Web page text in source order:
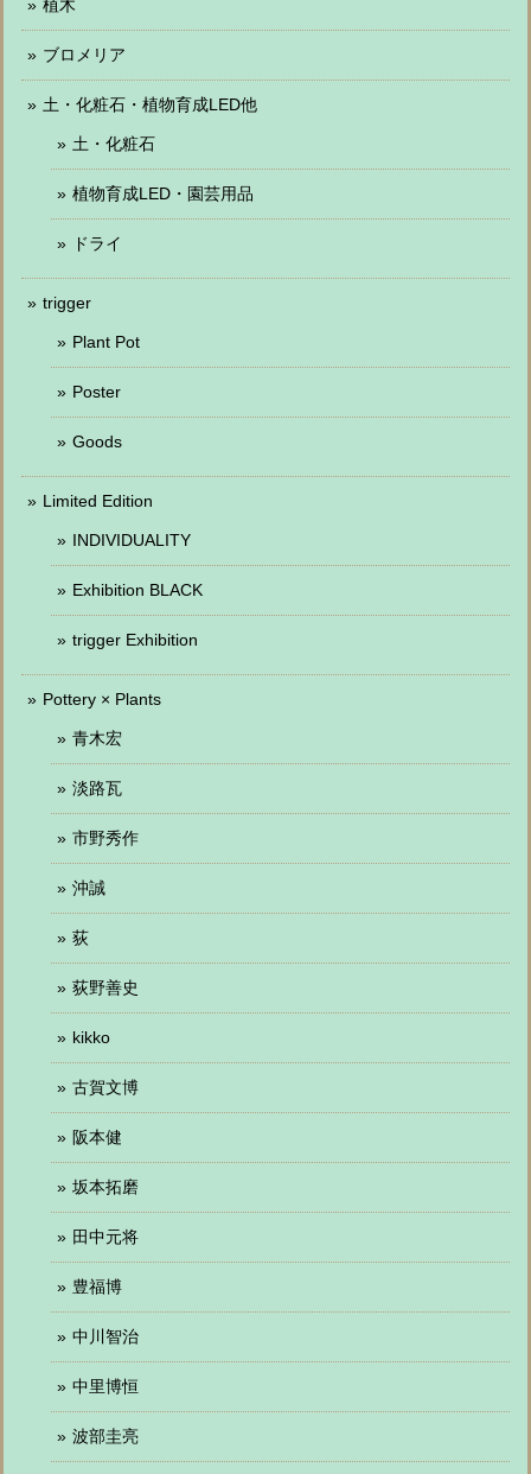
植木
ブロメリア
土・化粧石・植物育成LED他
土・化粧石
植物育成LED・園芸用品
ドライ
trigger
Plant Pot
Poster
Goods
Limited Edition
INDIVIDUALITY
Exhibition BLACK
trigger Exhibition
Pottery × Plants
青木宏
淡路瓦
市野秀作
沖誠
荻
荻野善史
kikko
古賀文博
阪本健
坂本拓磨
田中元将
豊福博
中川智治
中里博恒
波部圭亮